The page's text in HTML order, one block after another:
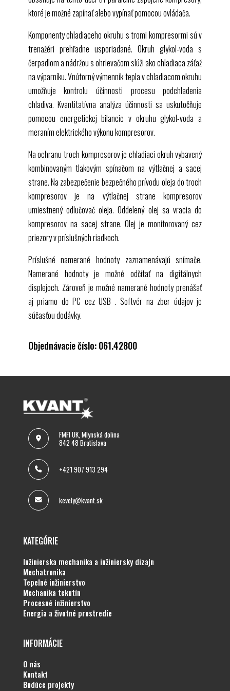
ktoré je možné zapínať alebo vypínať pomocou ovládača.
Komponenty chladiaceho okruhu s tromi kompresormi sú v
trenažéri prehľadne usporiadané. Okruh glykol-voda s
čerpadlom a nádržou s ohrievačom slúži ako chladiaca záťaž
na výparníku. Vnútorný výmenník tepla v chladiacom okruhu
umožňuje kontrolu účinnosti procesu podchladenia
chladiva. Kvantitatívna analýza účinnosti sa uskutočňuje
pomocou energetickej bilancie v okruhu glykol-voda a
meraním elektrického výkonu kompresorov.
Na ochranu troch kompresorov je chladiaci okruh vybavený
kombinovaným tlakovým spínačom na výtlačnej a sacej
strane. Na zabezpečenie bezpečného prívodu oleja do troch
kompresorov je na výtlačnej strane kompresorov
umiestnený odlučovač oleja. Oddelený olej sa vracia do
kompresorov na sacej strane. Olej je monitorovaný cez
priezory v príslušných riadkoch.
Príslušné namerané hodnoty zaznamenávajú snímače.
Namerané hodnoty je možné odčítať na digitálnych
displejoch. Zároveň je možné namerané hodnoty prenášať
aj priamo do PC cezUSB . Softvér na zber údajov je
súčasťou dodávky.
Objednávacie číslo: 061.42800
FMFI UK, Mlynská dolina
842 48 Bratislava
+421 907 913 294
kevely@kvant.sk
KATEGÓRIE
inžinierska mechanika a inžiniersky dizajn
mechatronika
tepelné inžinierstvo
mechanika tekutín
procesné inžinierstvo
energia a životné prostredie
INFORMÁCIE
o nás
kontakt
budúce projekty